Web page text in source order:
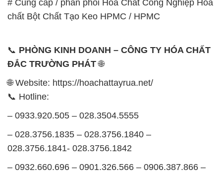
# Cung cấp / phân phối Hóa Chất Công Nghiệp Hóa
chất Bột Chất Tạo Keo HPMC / HPMC
📞 PHÒNG KINH DOANH – CÔNG TY HÓA CHẤT
ĐẮC TRƯỜNG PHÁT🌐
🌐 Website: https://hoachattayrua.net/
📞 Hotline:
– 0933.920.505 – 028.3504.5555
– 028.3756.1835 – 028.3756.1840 –
028.3756.1841- 028.3756.1842
– 0932.660.696 – 0901.326.566 – 0906.387.866 –